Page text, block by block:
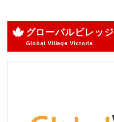
グローバルビレッ
Global Village Victoria